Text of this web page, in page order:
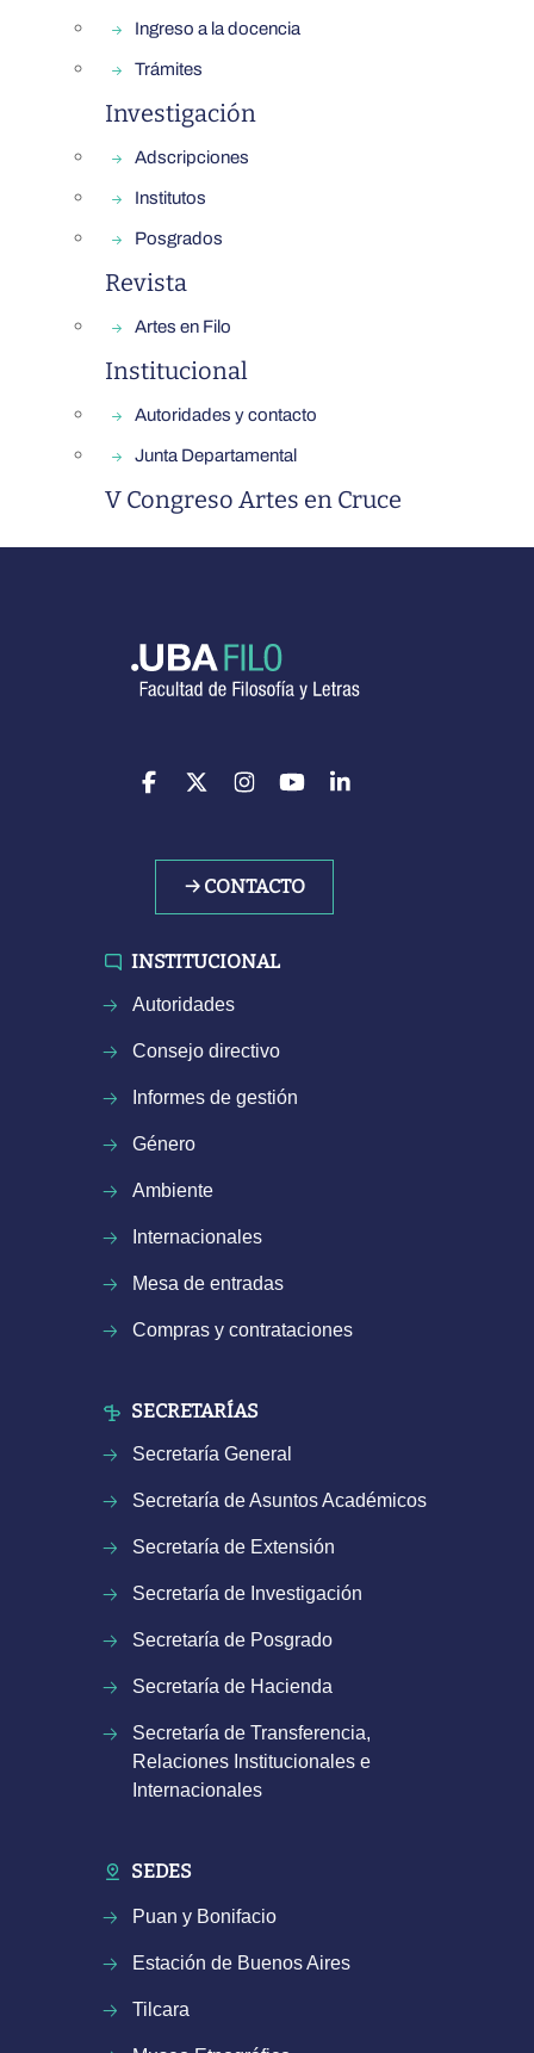
Ingreso a la docencia
Trámites
Investigación
Adscripciones
Institutos
Posgrados
Revista
Artes en Filo
Institucional
Autoridades y contacto
Junta Departamental
V Congreso Artes en Cruce
→ CONTACTO
INSTITUCIONAL
Autoridades
Consejo directivo
Informes de gestión
Género
Ambiente
Internacionales
Mesa de entradas
Compras y contrataciones
SECRETARÍAS
Secretaría General
Secretaría de Asuntos Académicos
Secretaría de Extensión
Secretaría de Investigación
Secretaría de Posgrado
Secretaría de Hacienda
Secretaría de Transferencia,
Relaciones Institucionales e
Internacionales
SEDES
Puan y Bonifacio
Estación de Buenos Aires
Tilcara